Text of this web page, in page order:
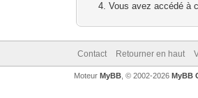
Vous avez accédé à
Contact Retourner en haut
Moteur MyBB, © 2002-2026 MyBB